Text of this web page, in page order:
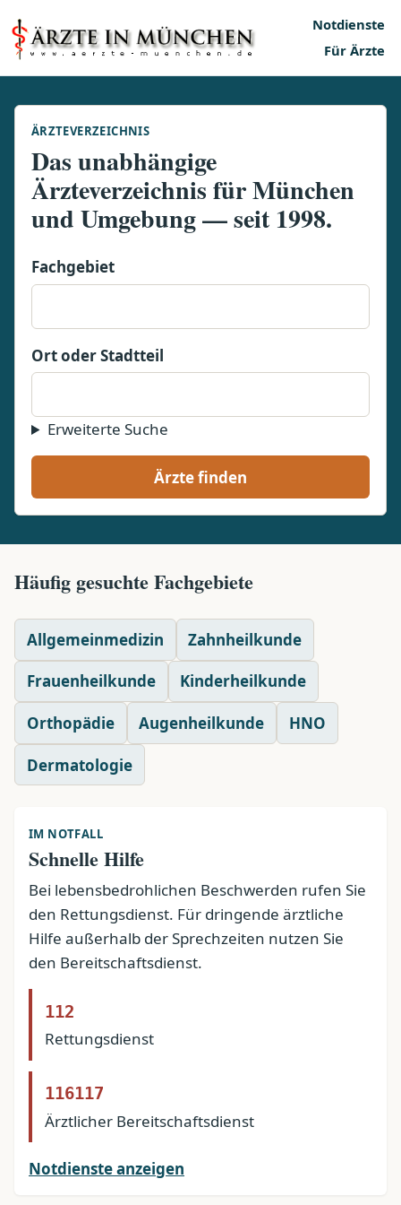
Notdienste
Für Ärzte
ÄRZTEVERZEICHNIS
Das unabhängige
Ärzteverzeichnis für München
und Umgebung — seit 1998.
Fachgebiet
Ort oder Stadtteil
Erweiterte Suche
Ärzte finden
Häufig gesuchte Fachgebiete
Allgemeinmedizin Zahnheilkunde
Frauenheilkunde Kinderheilkunde
Orthopädie Augenheilkunde HNO
Dermatologie
IM NOTFALL
Schnelle Hilfe
Bei lebensbedrohlichen Beschwerden rufen Sie
den Rettungsdienst. Für dringende ärztliche
Hilfe außerhalb der Sprechzeiten nutzen Sie
den Bereitschaftsdienst.
112
Rettungsdienst
116117
Ärztlicher Bereitschaftsdienst
Notdienste anzeigen